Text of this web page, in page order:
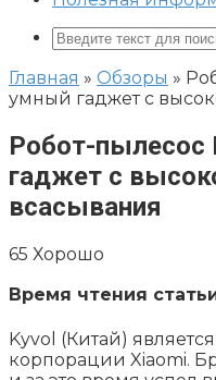
Поиск:
Главная » Обзоры »
умный гаджет с
Робот-пылесос
гаджет с
всасывания
65 Хорошо
Время чтения
Kyvol (Китай)
корпорации Xiaomi.